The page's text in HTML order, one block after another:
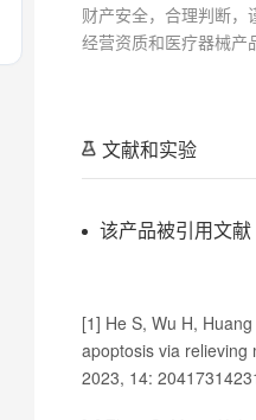
财产安全，合理判断
经营资质和医疗器械产
文献和实验
该产品被引用文献
[1] He S, Wu H,
apoptosis via relieving
2023, 14: